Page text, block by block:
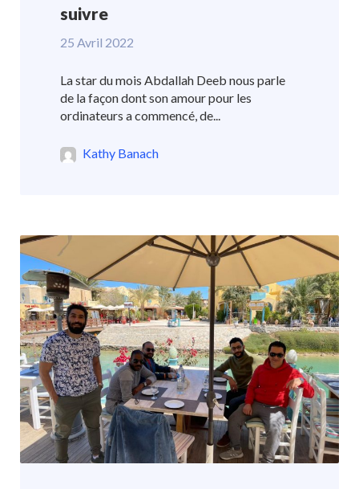
suivre
25 Avril 2022
La star du mois Abdallah Deeb nous parle
de la façon dont son amour pour les
ordinateurs a commencé, de...
Kathy Banach